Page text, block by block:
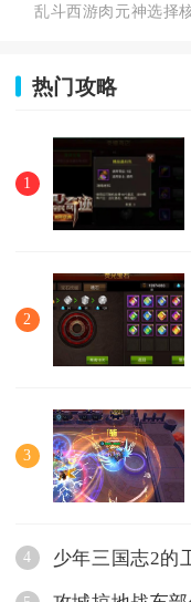
热门攻略
1
2
3
4 少年三国志2的